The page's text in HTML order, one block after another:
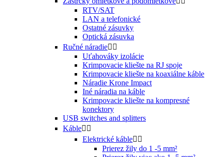
RTV/SAT
LAN a telefonické
Ostatné zásuvky
Optická zásuvka
Ručné náradie 
Uťahováky izolácie
Krimpovacie kliešte na RJ spoje
Krimpovacie kliešte na koaxiálne káble
Náradie Krone Impact
Iné náradia na káble
Krimpovacie kliešte na kompresné
konektory
USB switches and splitters
Káble 
Elektrické káble 
Prierez žily do 1 -5 mm²